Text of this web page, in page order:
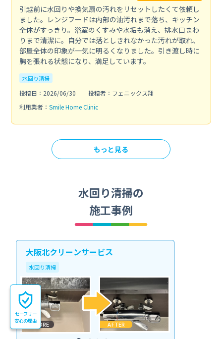
引越前に水回りや換気扇の汚れをリセットしたくて依頼し
ました。レンジフードは内部の油汚れまで落ち、キッチン
全体がすっきり。浴室のくすみや水垢も消え、排水口まわ
りまで清潔に。自分では落としきれなかった汚れが取れ、
部屋全体の印象が一気に明るくなりました。引き渡し時に
胸を張れる状態になり、満足しています。
水回り清掃
投稿日：2026/06/30
投稿者：フェニックス翔
利用業者： Smile Home Clinic
もっと見る
水回り清掃の
施工事例
大阪北クリーンサービス
水回り清掃
BEFORE AFTER
セーフリー
安心の理由